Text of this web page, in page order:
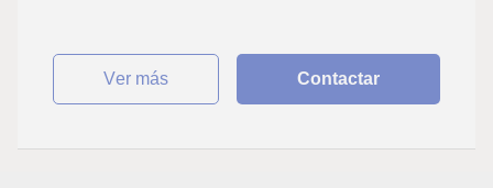
ver más Contactar